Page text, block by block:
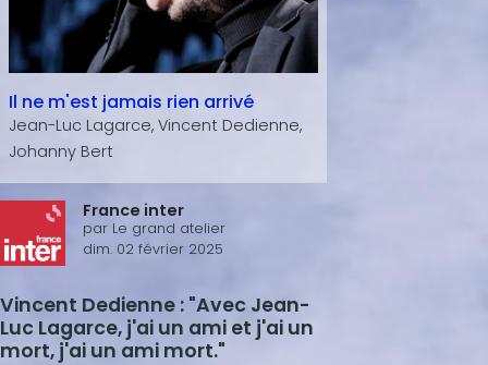
Il ne m'est jamais rien arrivé
Jean-Luc Lagarce, Vincent Dedienne,
Johanny Bert
France inter
par Le grand atelier
dim. 02 février 2025
Vincent Dedienne : "Avec Jean-
Luc Lagarce, j'ai un ami et j'ai un
mort, j'ai un ami mort."